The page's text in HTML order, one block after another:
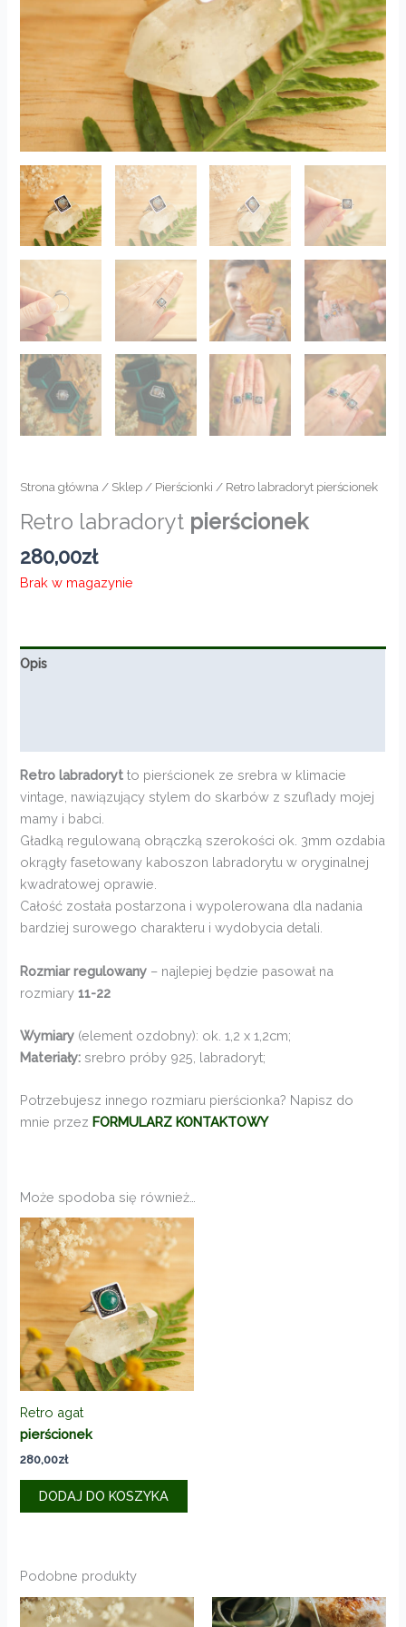
Strona główna / Sklep / Pierścionki / Retro labradoryt pierścionek
Retro labradoryt pierścionek
280,00zł
Brak w magazynie
Opis
Retro labradoryt to pierścionek ze srebra w klimacie
vintage, nawiązujący stylem do skarbów z szuflady mojej
mamy i babci.
Gładką regulowaną obrączką szerokości ok. 3mm ozdabia
okrągły fasetowany kaboszon labradorytu w oryginalnej
kwadratowej oprawie.
Całość została postarzona i wypolerowana dla nadania
bardziej surowego charakteru i wydobycia detali.
Rozmiar regulowany – najlepiej będzie pasował na
rozmiary11-22
Wymiary (element ozdobny): ok. 1,2 x 1,2cm;
Materiały: srebro próby 925, labradoryt;
Potrzebujesz innego rozmiaru pierścionka? Napisz do
mnie przezFORMULARZ KONTAKTOWY
Może spodoba się również…
Retro agat
pierścionek
280,00zł
DODAJ DO KOSZYKA
Podobne produkty